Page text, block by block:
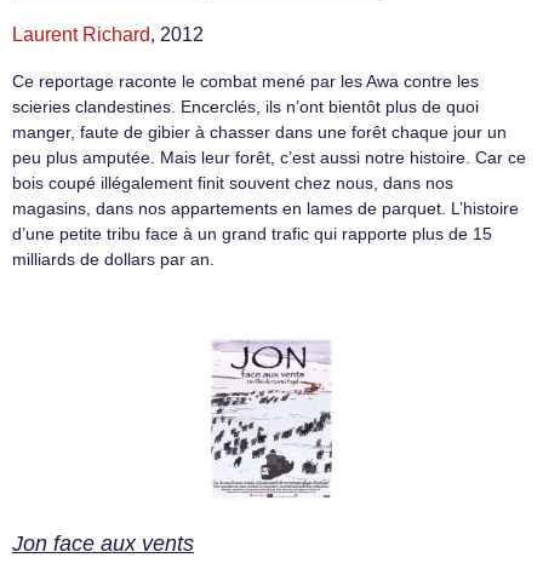
Laurent Richard, 2012
Ce reportage raconte le combat mené par les Awa contre les
scieries clandestines. Encerclés, ils n’ont bientôt plus de quoi
manger, faute de gibier à chasser dans une forêt chaque jour un
peu plus amputée. Mais leur forêt, c’est aussi notre histoire. Car ce
bois coupé illégalement finit souvent chez nous, dans nos
magasins, dans nos appartements en lames de parquet. L’histoire
d’une petite tribu face à un grand trafic qui rapporte plus de 15
milliards de dollars par an.
Jon face aux vents